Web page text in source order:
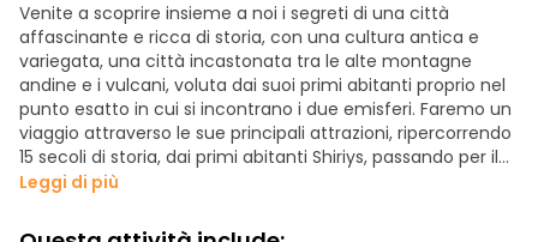
Venite a scoprire insieme a noi i segreti di una città
affascinante e ricca di storia, con una cultura antica e
variegata, una città incastonata tra le alte montagne
andine e i vulcani, voluta dai suoi primi abitanti proprio nel
punto esatto in cui si incontrano i due emisferi. Faremo un
viaggio attraverso le sue principali attrazioni, ripercorrendo
15 secoli di storia, dai primi abitanti Shiriys, passando per il
dominio inca e quello coloniale spagnolo, fino ai tempi
più alta del mondo.
Leggi di più